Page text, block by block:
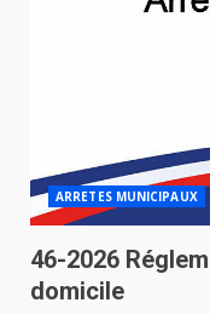
ARRETES MUNICIPAUX
46-2026
domicile